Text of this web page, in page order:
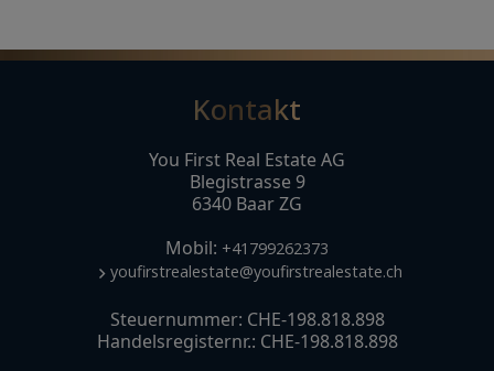
Kontakt
You First Real Estate AG
Blegistrasse 9
6340 Baar ZG
Mobil: +41799262373
youfirstrealestate@youfirstrealestate.ch
Steuernummer: CHE-198.818.898
Handelsregisternr.: CHE-198.818.898